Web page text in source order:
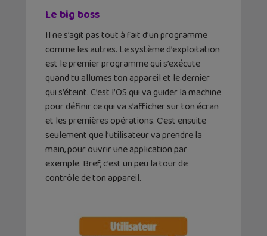
Le big boss
Il ne s’agit pas tout à fait d’un programme
comme les autres. Le système d’exploitation
est le premier programme qui s’exécute
quand tu allumes ton appareil et le dernier
qui s’éteint. C’est l’OS qui va guider la machine
pour définir ce qui va s’afficher sur ton écran
et les premières opérations. C’est ensuite
seulement que l’utilisateur va prendre la
main, pour ouvrir une application par
exemple. Bref, c’est un peu la tour de
contrôle de ton appareil.